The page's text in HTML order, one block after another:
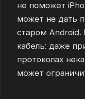
не поможет
может не дать
старом Android.
кабель: даже
протоколах
может